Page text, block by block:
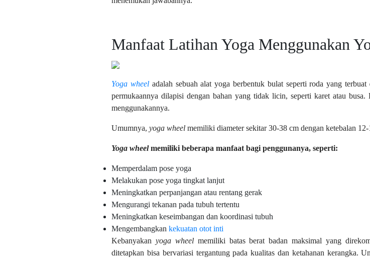
Manfaat Latihan Yoga Menggunakan
Yoga wheeladalah sebuah alat yoga berbentuk bulat seperti roda yang
permukaannya dilapisi dengan bahan yang tidak licin, seperti karet atau
menggunakannya.
Umumnya,yoga wheel memiliki diameter sekitar 30-38 cm dengan ketebalan
Yoga wheelmemiliki beberapa manfaat bagi penggunanya, seperti:
Memperdalam pose yoga
Melakukan pose yoga tingkat lanjut
Meningkatkan perpanjangan atau rentang gerak
Mengurangi tekanan pada tubuh tertentu
Meningkatkan keseimbangan dan koordinasi tubuh
Mengembangkankekuatan otot inti
Kebanyakanyoga wheelmemiliki batas berat badan maksimal yang
ditetapkan bisa bervariasi tergantung pada kualitas dan ketahanan kerangka.